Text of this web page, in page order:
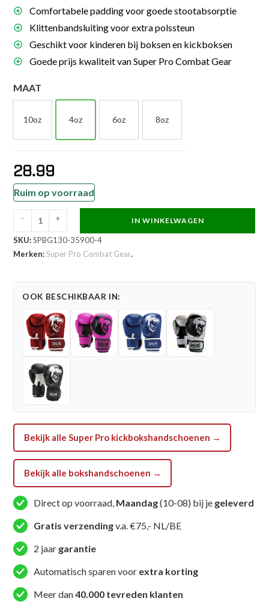
Comfortabele padding voor goede stootabsorptie
Klittenbandsluiting voor extra polssteun
Geschikt voor kinderen bij boksen en kickboksen
Goede prijs kwaliteit van Super Pro Combat Gear
MAAT
10oz 4oz 6oz 8oz
28.99
Ruim op voorraad
Pro
Combat
Talent
Goud
Zwart
aantal
- + IN WINKELWAGEN
SKU:SPBG130-35900-4
Merken:Super Pro Combat Gear.
OOK BESCHIKBAAR IN:
Bekijk alle Super Pro kickbokshandschoenen →
Bekijk alle bokshandschoenen →
Direct op voorraad, Maandag(10-08) bij je geleverd
Gratis verzendingv.a. €75,- NL/BE
2 jaar garantie
Automatisch sparen voor extra korting
Meer dan40.000 tevreden klanten